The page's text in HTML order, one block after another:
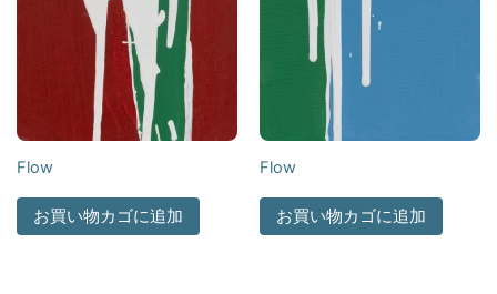
Flow
お買い物カゴに追加
Flow
お買い物カゴに追加